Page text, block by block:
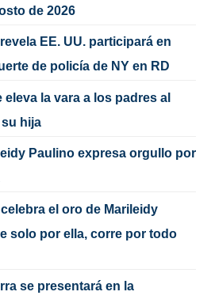
de 2026
EE. UU. participará en
de policía de NY en RD
eleva la vara a los padres al
hija
Paulino expresa orgullo por
el oro de Marileidy
solo por ella, corre por todo
se presentará en la